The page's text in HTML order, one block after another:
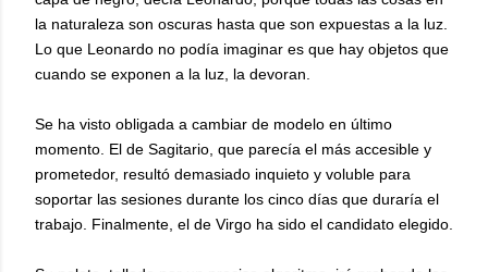
la naturaleza son oscuras hasta que son expuestas a la luz.
Lo que Leonardo no podía imaginar es que hay objetos que
cuando se exponen a la luz, la devoran.
Se ha visto obligada a cambiar de modelo en último
momento. El de Sagitario, que parecía el más accesible y
prometedor, resultó demasiado inquieto y voluble para
soportar las sesiones durante los cinco días que duraría el
trabajo. Finalmente, el de Virgo ha sido el candidato elegido.